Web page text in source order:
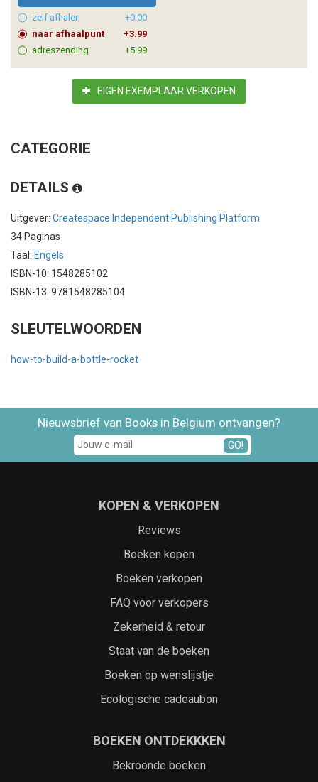
zelf afhalen
+0.00
naar afhaalpunt
+3.99
adreszending
+5.99
EIGEN EXEMPLAAR VERKOPEN
CATEGORIE
DETAILS
Uitgever: Createspace Independent Publishing Platform
34 Paginas
Taal: Engels
ISBN-10: 1548285102
ISBN-13: 9781548285104
SLEUTELWOORDEN
how-to-build-a-bottle-rocket
Nieuwsbrief van Books in Belgium ontvangen?
GO!
KOPEN & VERKOPEN
Reviews
Boeken kopen
Boeken verkopen
FAQ voor verkopers
Zekerheid & retour
Staat van de boeken
Boeken op wenslijstje
Ecologische cadeaubon
BOEKEN ONTDEKKKEN
Bekroonde boeken